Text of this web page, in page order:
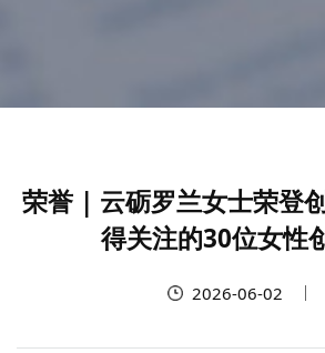
荣誉 | 云砺罗兰女士荣登
得关注的30位女性
2026-06-02